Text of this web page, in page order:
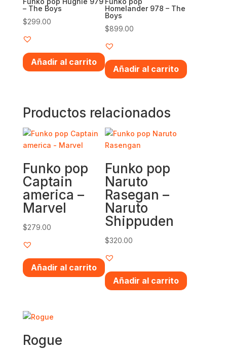
– The Boys
$299.00
Añadir al carrito
Homelander 978 – The
Boys
$899.00
Añadir al carrito
Productos relacionados
Funko pop
Captain
america –
Marvel
$279.00
Añadir al carrito
Funko pop
Naruto
Rasegan –
Naruto
Shippuden
$320.00
Añadir al carrito
Rogue